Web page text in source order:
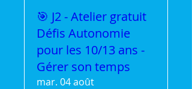
🎯 J2 - Atelier gratuit
Défis Autonomie
pour les 10/13 ans -
Gérer son temps
mar. 04 août